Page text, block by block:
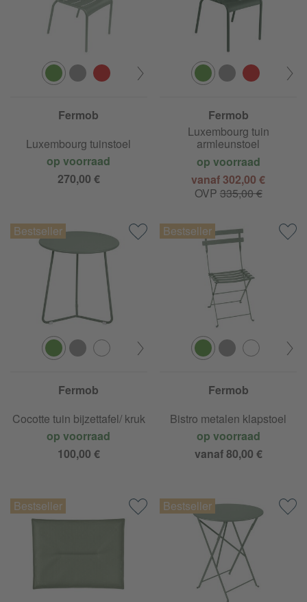
Fermob
Luxembourg tuinstoel
op voorraad
270,00 €
Fermob
Luxembourg tuin
armleunstoel
op voorraad
vanaf 302,00 €
OVP 335,00 €
Fermob
Cocotte tuin bijzettafel/ kruk
op voorraad
100,00 €
Fermob
Bistro metalen klapstoel
op voorraad
vanaf 80,00 €